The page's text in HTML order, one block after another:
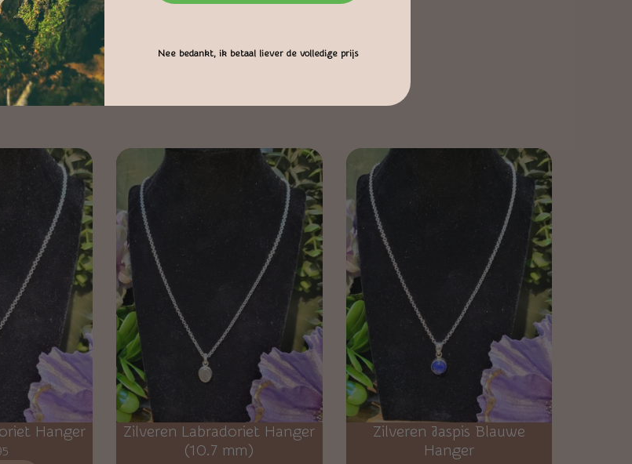
dan andere kleuren.
Hanger
Zilveren Labradoriet Hanger
(10.7 mm)
Zilveren Jaspis Blauwe
Hanger
Nee bedankt, ik betaal liever de volledige prijs